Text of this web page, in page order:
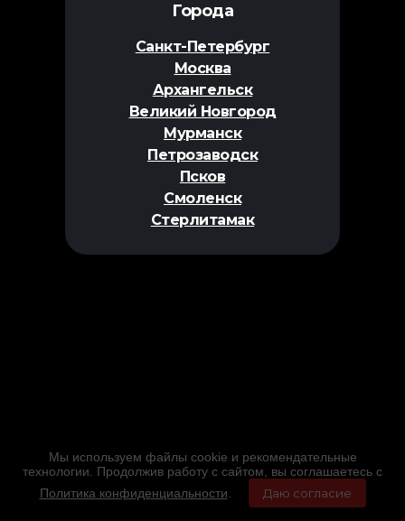
Города
Санкт-Петербург
Москва
Архангельск
Великий Новгород
Мурманск
Петрозаводск
Псков
Смоленск
Стерлитамак
Мы используем файлы cookie и рекомендательные
технологии. Продолжив работу с сайтом, вы соглашаетесь с
Политика конфиденциальности
Даю согласие